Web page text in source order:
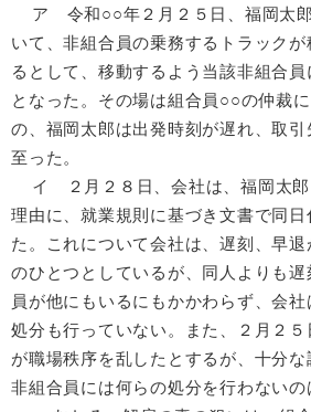
ア 令和○○年２月２５日、福岡太郎
いて、非組合員の乗務するトラック
るとして、移動するよう当該非組合
となった。その場は組合員○○の仲裁
の、福岡太郎は出発時刻が遅れ、取
至った。
イ ２月２８日、会社は、福岡太郎
理由に、就業規則に基づき文書で同
た。これについて会社は、遅刻、早
のひとつとしているが、同人よりも
員が他にもいるにもかかわらず、会
処分も行っていない。また、２月２
が職場秩序を乱したとするが、十分
非組合員には何らの処分を行わないの